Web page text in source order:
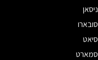
ניסאן
סובארו
סיאט
סמארט